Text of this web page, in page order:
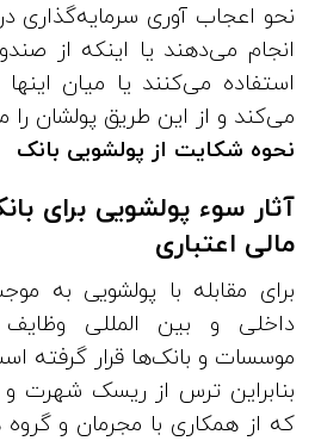
نحو اعجاب آوری سرمایه‌گذاری
انجام می‌دهند یا اینکه از
استفاده می‌کنند یا میان
می‌کند و از این طریق پولشان
نحوه شکایت از پولشویی بانک
آثار سوء پولشویی برای
مالی اعتباری
برای مقابله با پولشویی به
داخلی و بین المللی
موسسات و بانک‌ها قرار گرفته
بنابراین ترس از ریسک شهرت و
که از همکاری با مجرمان و گروه